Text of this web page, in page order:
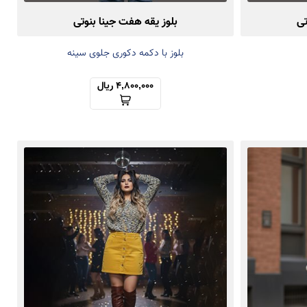
بلوز یقه هفت جینا بنوتی
بلوز با دکمه دکوری جلوی سینه
4,800,000 ریال